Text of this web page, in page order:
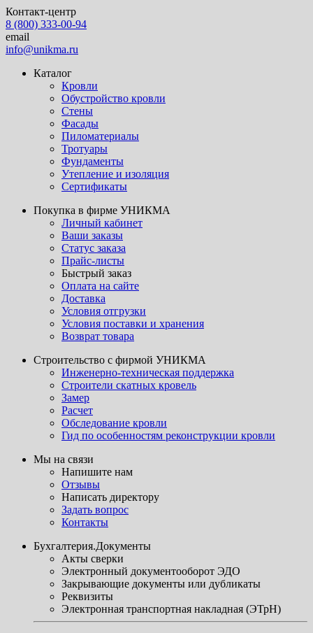
Контакт-центр
8 (800) 333-00-94
email
info@unikma.ru
Каталог
Кровли
Обустройство кровли
Стены
Фасады
Пиломатериалы
Тротуары
Фундаменты
Утепление и изоляция
Сертификаты
Покупка в фирме УНИКМА
Личный кабинет
Ваши заказы
Статус заказа
Прайс-листы
Быстрый заказ
Оплата на сайте
Доставка
Условия отгрузки
Условия поставки и хранения
Возврат товара
Строительство с фирмой УНИКМА
Инженерно-техническая поддержка
Строители скатных кровель
Замер
Расчет
Обследование кровли
Гид по особенностям реконструкции кровли
Мы на связи
Напишите нам
Отзывы
Написать директору
Задать вопрос
Контакты
Бухгалтерия.Документы
Акты сверки
Электронный документооборот ЭДО
Закрывающие документы или дубликаты
Реквизиты
Электронная транспортная накладная (ЭТрН)